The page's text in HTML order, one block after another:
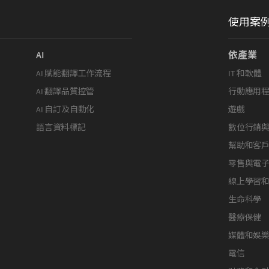
AI
AI 賦能翻譯工作流程
AI 翻譯品質控管
AI 自訂及自動化
語言資料標記
使用案
依產業
IT 和軟體
行動應用
遊戲
數位行銷
幫助和客
零售與電
線上學習
生命科學
醫療保健
媒體和娛樂
電信